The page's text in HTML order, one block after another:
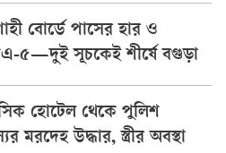
বোর্ডে পাসের হার ও
৫—দুই সূচকেই শীর্ষে বগুড়া
হোটেল থেকে পুলিশ
মরদেহ উদ্ধার, স্ত্রীর অবস্থা